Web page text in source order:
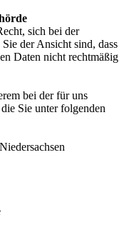
sich bei der
der Ansicht sind, dass
Daten nicht rechtmäßig
bei der für uns
Sie unter folgenden